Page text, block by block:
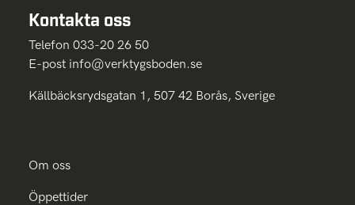
Kontakta oss
Telefon 033-20 26 50
E-post info@verktygsboden.se
Källbäcksrydsgatan 1, 507 42 Borås, Sverige
Om oss
Öppettider